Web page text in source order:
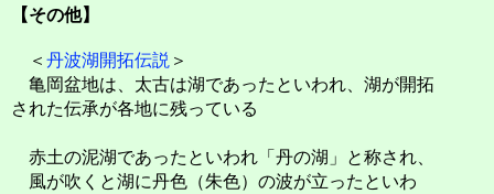
【その他】
＜ 丹波湖開拓伝説 ＞
亀岡盆地は、太古は湖であったといわれ、湖が開拓
された伝承が各地に残っている
赤土の泥湖であったといわれ「丹の湖」と称され、
風が吹くと湖に丹色（朱色）の波が立ったといわ